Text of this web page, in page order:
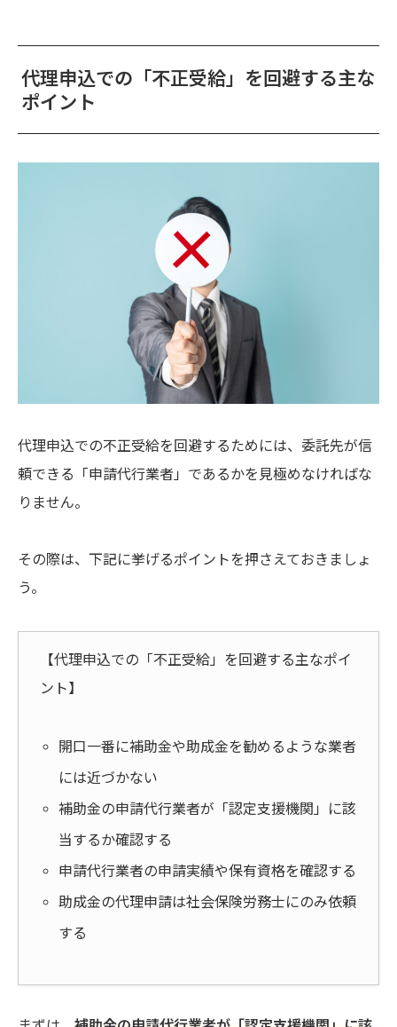
代理申込での「不正受給」を回避する主な
ポイント
代理申込での不正受給を回避するためには、委託先が信
頼できる「申請代行業者」であるかを見極めなければな
りません。
その際は、下記に挙げるポイントを押さえておきましょ
う。
【代理申込での「不正受給」を回避する主なポイ
ント】
開口一番に補助金や助成金を勧めるような業者
には近づかない
補助金の申請代行業者が「認定支援機関」に該
当するか確認する
申請代行業者の申請実績や保有資格を確認する
助成金の代理申請は社会保険労務士にのみ依頼
する